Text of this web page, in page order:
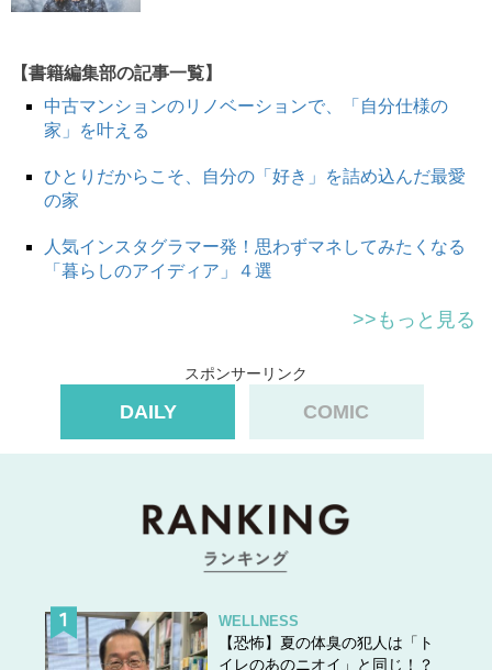
【書籍編集部の記事一覧】
中古マンションのリノベーションで、「自分仕様の
家」を叶える
ひとりだからこそ、自分の「好き」を詰め込んだ最愛
の家
人気インスタグラマー発！思わずマネしてみたくなる
「暮らしのアイディア」４選
>>もっと見る
スポンサーリンク
DAILY COMIC
WELLNESS
【恐怖】夏の体臭の犯人は「ト
イレのあのニオイ」と同じ！？